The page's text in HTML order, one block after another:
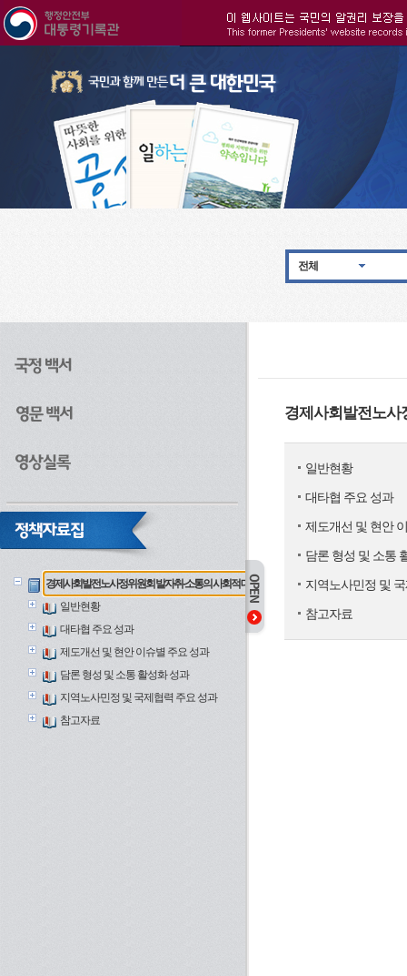
전체
경제사회발전노사정위원회 발자취-소통의 사회적 대화기구
일반현황
대타협 주요 성과
제도개선 및 현안 이슈별 주요 성과
담론 형성 및 소통 활성화 성과
지역노사민정 및 국제협력 주요 성과
참고자료
경제사회발전노사
일반현황
대타협 주요 성과
제도개선 및 현안
담론 형성 및 소통
지역노사민정 및
참고자료